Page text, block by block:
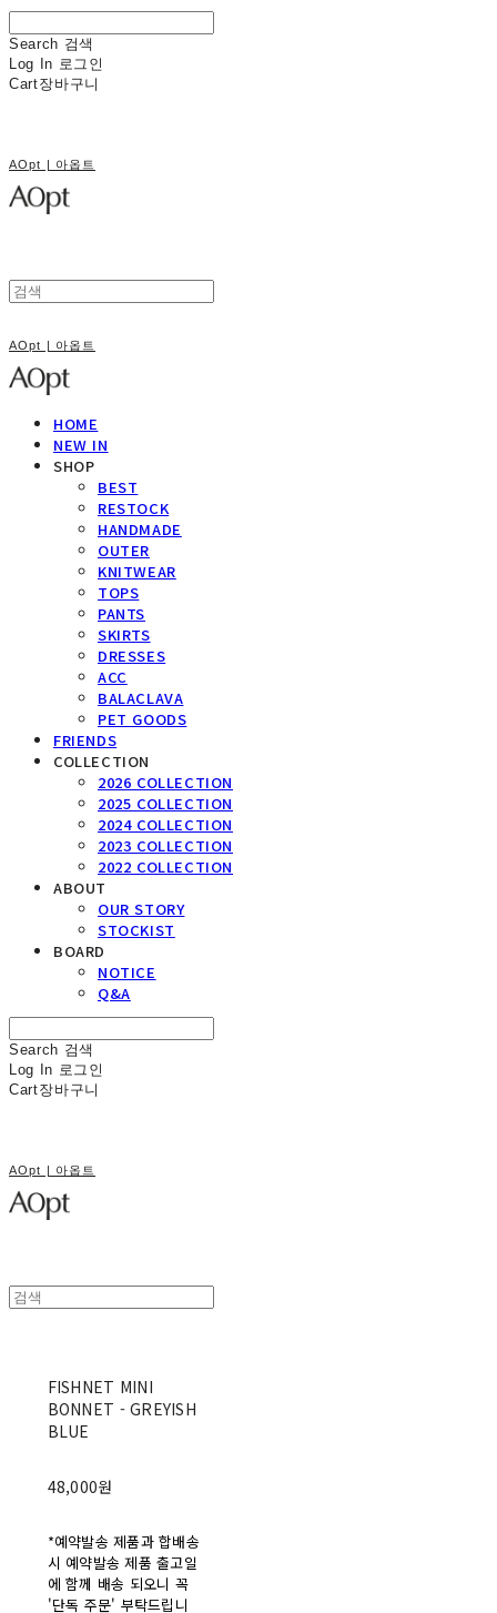
Search 검색
Log In 로그인
Cart장바구니
AOpt | 아옵트
AOpt | 아옵트
HOME
NEW IN
SHOP
BEST
RESTOCK
HANDMADE
OUTER
KNITWEAR
TOPS
PANTS
SKIRTS
DRESSES
ACC
BALACLAVA
PET GOODS
FRIENDS
COLLECTION
2026 COLLECTION
2025 COLLECTION
2024 COLLECTION
2023 COLLECTION
2022 COLLECTION
ABOUT
OUR STORY
STOCKIST
BOARD
NOTICE
Q&A
Search 검색
Log In 로그인
Cart장바구니
AOpt | 아옵트
FISHNET MINI
BONNET - GREYISH
BLUE
48,000원
*예약발송 제품과 합배송
시 예약발송 제품 출고일
에 함께 배송 되오니 꼭
'단독 주문' 부탁드립니